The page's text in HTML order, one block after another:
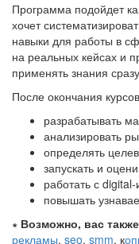
Программа подойдет
хочет
навыки для работы в
на реальных кейсах и
применять знания
После окончания
разрабатывать
анализировать
определять
запускать и
работать с
повышать
∗ Возможно, вас
рекламы, seo, smm, к